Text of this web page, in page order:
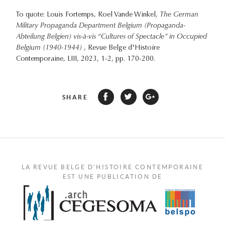
To quote: Louis Fortemps, Roel Vande Winkel, The German
Military Propaganda Department Belgium (Propaganda-
Abteilung Belgien) vis-à-vis “Cultures of Spectacle” in Occupied
Belgium (1940-1944) , Revue Belge d'Histoire
Contemporaine, LIII, 2023, 1-2, pp. 170-200.
SHARE
LA REVUE BELGE D'HISTOIRE CONTEMPORAINE
EST UNE PUBLICATION DE